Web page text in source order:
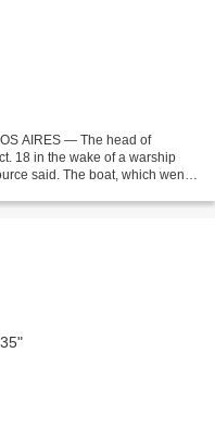
AIRES — The head of
18 in the wake of a warship
said. The boat, which went